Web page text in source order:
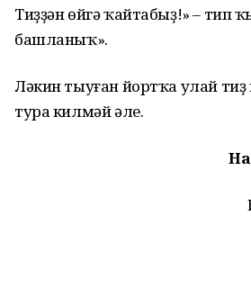
Тиҙҙән өйгә ҡайтабыҙ!» – тип
башланыҡ».
Ләкин тыуған йортҡа улай тиҙ
тура килмәй әле.